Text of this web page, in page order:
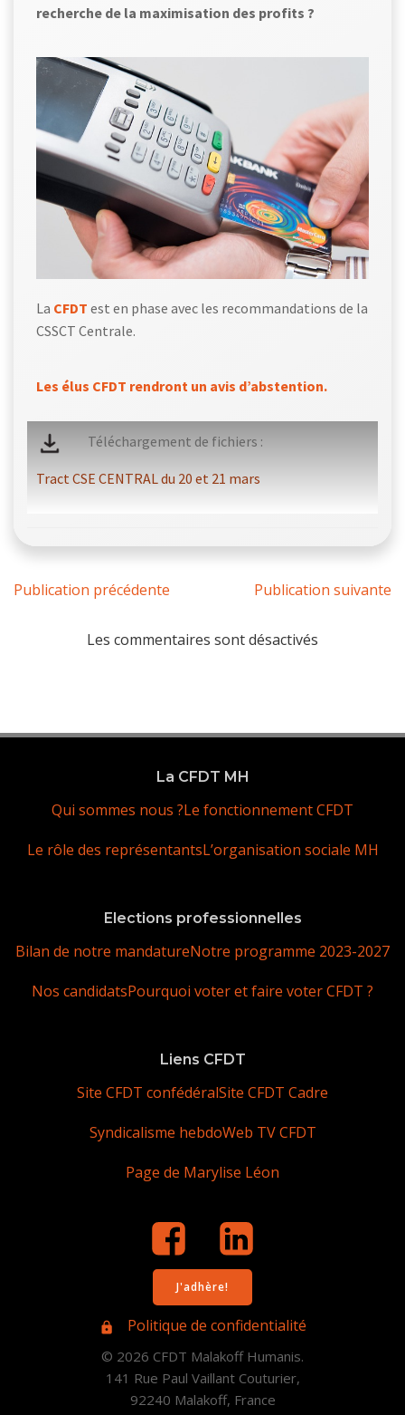
recherche de la maximisation des profits ?
La CFDT est en phase avec les recommandations de la
CSSCT Centrale.
Les élus CFDT rendront un avis d’abstention.
Téléchargement de fichiers :
Tract CSE CENTRAL du 20 et 21 mars
Publication précédente Publication suivante
Les commentaires sont désactivés
La CFDT MH
Qui sommes nous ?Le fonctionnement CFDT
Le rôle des représentantsL’organisation sociale MH
Elections professionnelles
Bilan de notre mandatureNotre programme 2023-2027
Nos candidatsPourquoi voter et faire voter CFDT ?
Liens CFDT
Site CFDT confédéralSite CFDT Cadre
Syndicalisme hebdoWeb TV CFDT
Page de Marylise Léon
J'adhère!
Politique de confidentialité
© 2026 CFDT Malakoff Humanis.
141 Rue Paul Vaillant Couturier,
92240 Malakoff, France